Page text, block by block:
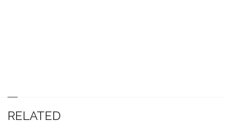
RELATED